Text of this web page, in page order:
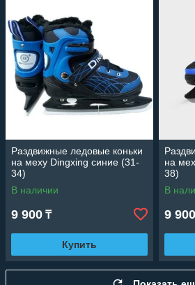
Раздвижные ледовые коньки
на меху Dingxing синие (31-
34)
В наличии
9 900 ₸
Купить
на
38)
В
9 900